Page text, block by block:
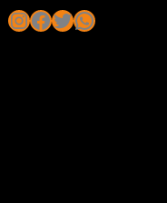
Instagram
Facebook
Twitter
WhatsApp